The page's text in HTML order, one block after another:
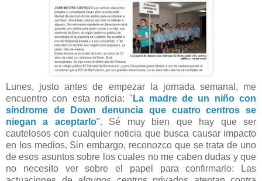
Lunes, justo antes de empezar la jornada semanal, me
encuentro con esta noticia: " La madre de un niño con
síndrome de Down denuncia que cuatro centros se
niegan a aceptarlo". Sé muy bien que hay que ser
cautelosos con cualquier noticia que busca causar impacto
en los medios. Sin embargo, reconozco que se trata de uno
de esos asuntos sobre los cuales no me caben dudas y que
no necesito ver sobre el papel para confirmarlo: Las